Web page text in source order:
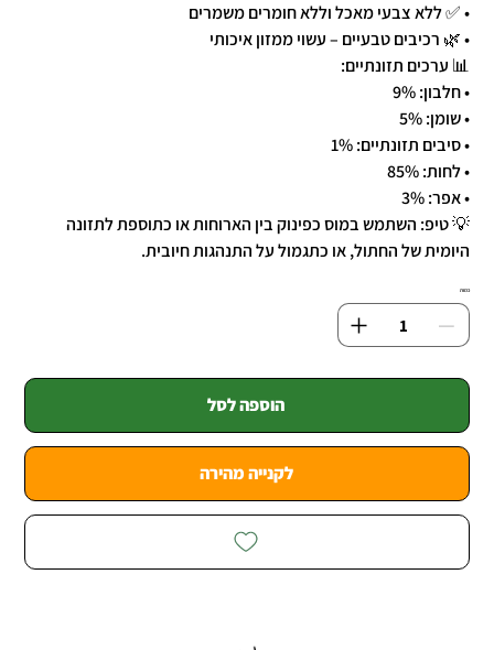
• ✅ ללא צבעי מאכל וללא חומרים משמרים
• 🌿 רכיבים טבעיים – עשוי ממזון איכותי
📊 ערכים תזונתיים:
• חלבון: 9%
• שומן: 5%
• סיבים תזונתיים: 1%
• לחות: 85%
• אפר: 3%
💡 טיפ: השתמש במוס כפינוק בין הארוחות או כתוספת לתזונה
היומית של החתול, או כתגמול על התנהגות חיובית.
כמות
הוספה לסל
לקנייה מהירה